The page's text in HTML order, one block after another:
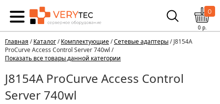
0
0р.
Главная /Каталог/Комплектующие/Сетевые адаптеры/ J8154A
ProCurve Access Control Server 740wl /
Показать все товары данной категории
J8154A ProCurve Access Control
Server 740wl